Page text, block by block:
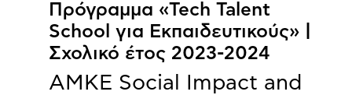
Πρόγραμμα «Tech Talent
School για Εκπαιδευτικούς» |
Σχολικό έτος 2023-2024
ΑΜΚΕ Social Impact and